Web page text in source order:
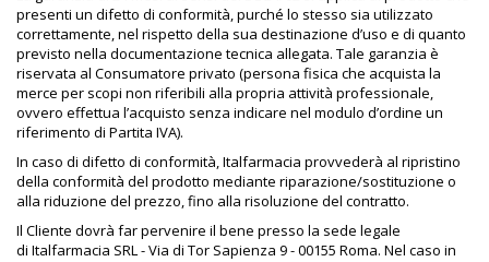
presenti un difetto di conformità, purché lo stesso sia utilizzato
correttamente, nel rispetto della sua destinazione d’uso e di quanto
previsto nella documentazione tecnica allegata. Tale garanzia è
riservata al Consumatore privato (persona fisica che acquista la
merce per scopi non riferibili alla propria attività professionale,
ovvero effettua l’acquisto senza indicare nel modulo d’ordine un
riferimento di Partita IVA).
In caso di difetto di conformità, Italfarmacia provvederà al ripristino
della conformità del prodotto mediante riparazione/sostituzione o
alla riduzione del prezzo, fino alla risoluzione del contratto.
Il Cliente dovrà far pervenire il bene presso la sede legale
di Italfarmacia SRL - Via di Tor Sapienza 9 - 00155 Roma. Nel caso in